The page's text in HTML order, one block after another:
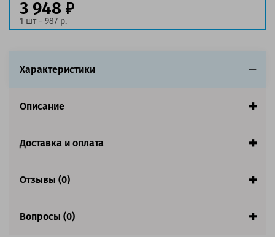
Страна:Китай
Гарантия:1 год
3 948
1 шт - 987 р.
Характеристики
Описание
Доставка и оплата
Отзывы (0)
Вопросы (0)